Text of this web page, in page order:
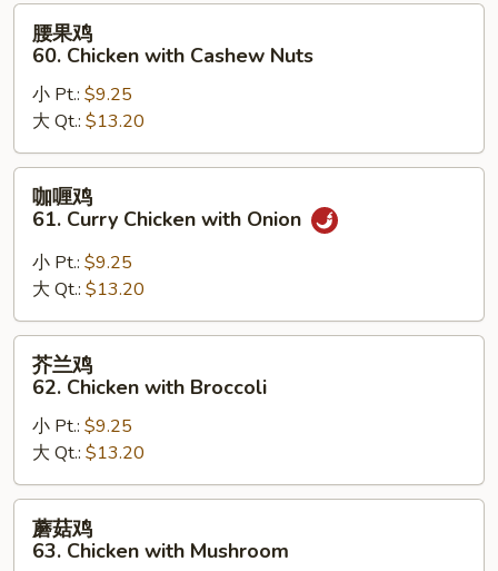
Goo
Gai
Pan
60.
Chicken
with
Cashew
Nuts
腰果鸡
60. Chicken with Cashew Nuts
小 Pt.: $9.25
大 Qt.: $13.20
61.
Curry
Chicken
with
Onion
咖喱鸡
61. Curry Chicken with Onion
小 Pt.: $9.25
大 Qt.: $13.20
62.
Chicken
with
Broccoli
芥兰鸡
62. Chicken with Broccoli
小 Pt.: $9.25
大 Qt.: $13.20
蘑菇鸡
63. Chicken with Mushroom